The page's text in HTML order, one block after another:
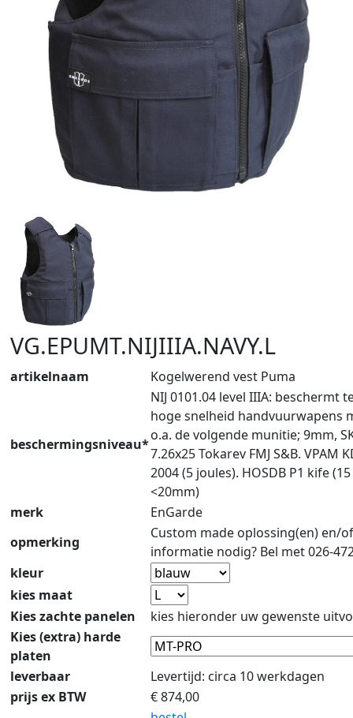
VG.EPUMT.NIJIIIA.NAVY.L
artikelnaam Kogelwerend vest Puma
beschermingsniveau*
NIJ 0101.04 level IIIA: beschermt
hoge snelheid handvuurwapens
o.a. de volgende munitie; 9mm,
7.26x25 Tokarev FMJ S&B. VPAM
2004 (5 joules). HOSDB P1 kife
<20mm)
merk
EnGarde
opmerking
Custom made oplossing(en) en/
informatie nodig? Bel met 026-
kleur
kies maat
Kies zachte panelen
kies hieronder uw gewenste
Kies (extra) harde
platen
leverbaar
Levertijd: circa 10 werkdagen
prijs ex BTW
€874,00